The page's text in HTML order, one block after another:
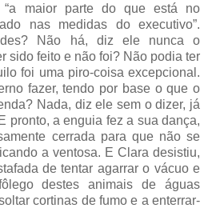
maior parte do que está no
nas medidas do executivo”.
Não há, diz ele nunca o
sido feito e não foi? Não podia ter
foi uma piro-coisa excepcional.
fazer, tendo por base o que o
Nada, diz ele sem o dizer, já
pronto, a enguia fez a sua dança,
cerrada para que não se
a ventosa. E Clara desistiu,
de tentar agarrar o vácuo e
destes animais de águas
cortinas de fumo e a enterrar-